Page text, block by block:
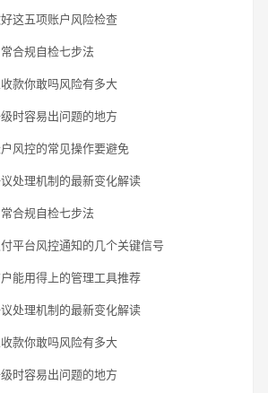
这五项账户风险检查
合规自检七步法
款你敢吗风险有多大
时容易出问题的地方
风控的常见操作要避免
处理机制的最新变化解读
合规自检七步法
平台风控通知的几个关键信号
能用得上的管理工具推荐
处理机制的最新变化解读
款你敢吗风险有多大
时容易出问题的地方